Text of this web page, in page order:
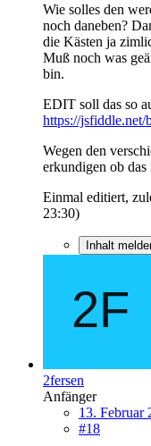
Wie solles den
noch daneben?
die Kästen ja
Muß noch was
bin.
EDIT soll das so
https://jsfiddle.net/
Wegen den
erkundigen ob
Einmal editiert,
23:30)
Inhalt
2fersen
Anfänger
13. Februar
#18